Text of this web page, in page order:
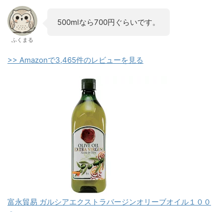
ふくまる
500mlなら700円ぐらいです。
>> Amazonで3,465件のレビューを見る
富永貿易 ガルシアエクストラバージンオリーブオイル１００